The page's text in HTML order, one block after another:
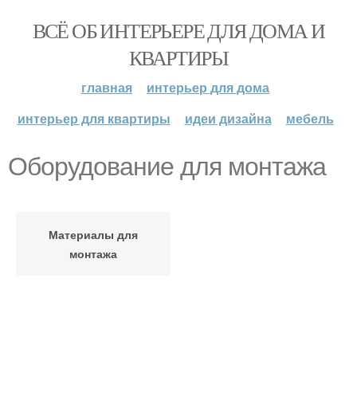
ВСЁ ОБ ИНТЕРЬЕРЕ ДЛЯ ДОМА И
КВАРТИРЫ
главная
интерьер для дома
интерьер для квартиры
идеи дизайна мебель
Оборудование для монтажа
Материалы для
монтажа